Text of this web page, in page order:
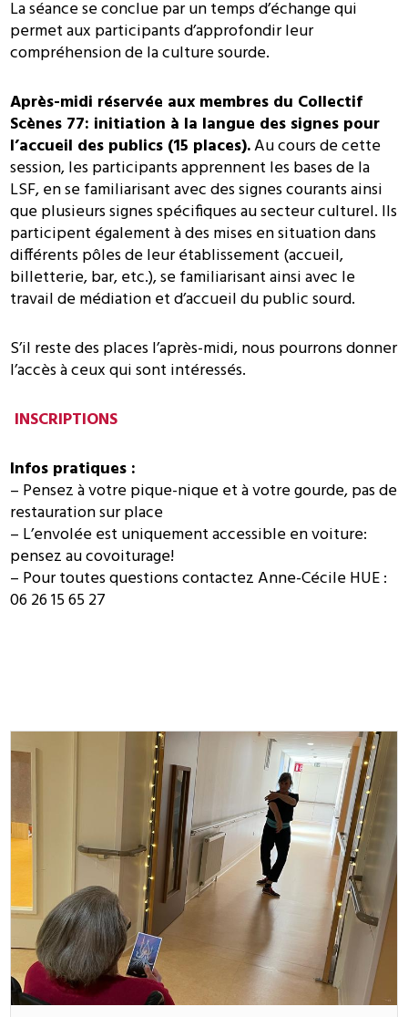
La séance se conclue par un temps d’échange qui
permet aux participants d’approfondir leur
compréhension de la culture sourde.
Après-midi réservée aux membres du Collectif
Scènes 77: initiation à la langue des signes pour
l’accueil des publics (15 places).Au cours de cette
session, les participants apprennent les bases de la
LSF, en se familiarisant avec des signes courants ainsi
que plusieurs signes spécifiques au secteur culturel. Ils
participent également à des mises en situation dans
différents pôles de leur établissement (accueil,
billetterie, bar, etc.), se familiarisant ainsi avec le
travail de médiation et d’accueil du public sourd.
S’il reste des places l’après-midi, nous pourrons donner
l’accès à ceux qui sont intéressés.
INSCRIPTIONS
Infos pratiques :
– Pensez à votre pique-nique et à votre gourde, pas de
restauration sur place
– L’envolée est uniquement accessible en voiture:
pensez au covoiturage!
– Pour toutes questions contactez Anne-Cécile HUE :
06 26 15 65 27